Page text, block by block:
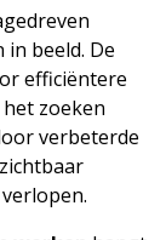
beeld. De
efficiëntere
zoeken
verbeterde